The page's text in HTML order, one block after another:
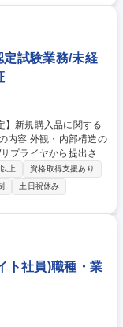
海外現地法人からの緊
など ・日立ハイテク
コンテンツの作成 募
計測・検査装置/フレ
定試験業務/未経
プライヤから提出され
の未然防止を図るため
ための部品分解(分解
/禁止化学物質測定な
や仕様、製造工程等
す。 募集職種
未経験歓迎/在宅◎/フレ
上
資格取得支援あり
土日祝休み
ト社員)職種・業